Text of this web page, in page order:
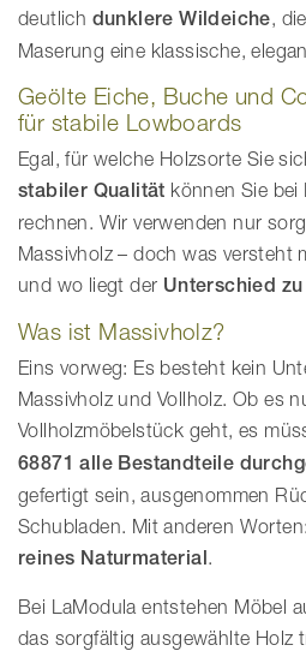
deutlich dunklere Wildeiche,
Maserung eine klassische,
Geölte Eiche, Buche und
für stabile Lowboards
Egal, für welche Holzsorte Sie
stabiler Qualität können Sie bei
rechnen. Wir verwenden nur
Massivholz – doch was versteht
und wo liegt der Unterschied
Was ist Massivholz?
Eins vorweg: Es besteht kein
Massivholz und Vollholz. Ob es
Vollholzmöbelstück geht, es
68871 alle Bestandteile
gefertigt sein, ausgenommen
Schubladen. Mit anderen
reines Naturmaterial .
Bei LaModula entstehen Möbel
das sorgfältig ausgewählte Holz